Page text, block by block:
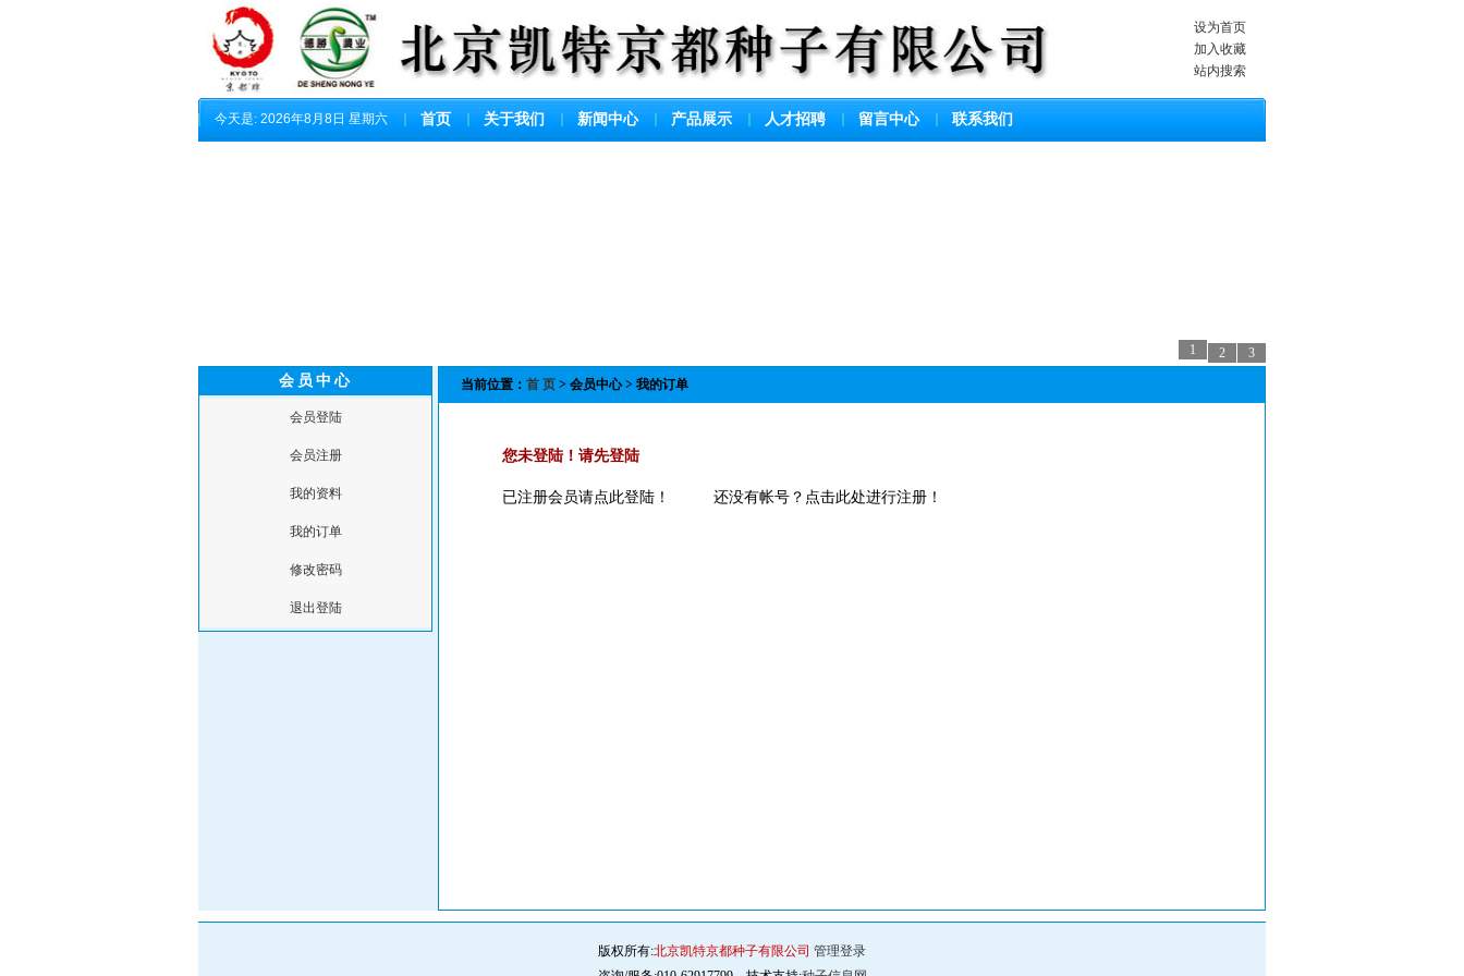
设为首页
加入收藏
站内搜索
今天是: 2026年8月8日 星期六 首页 关于我们 新闻中心 产品展示 人才招聘 留言中心 联系我们
1 2 3
会员中心
会员登陆
会员注册
我的资料
我的订单
修改密码
退出登陆
当前位置： 首 页 > 会员中心 > 我的订单
您未登陆！请先登陆
已注册会员请点此登陆！ 还没有帐号？点击此处进行注册！
版权所有:北京凯特京都种子有限公司 管理登录